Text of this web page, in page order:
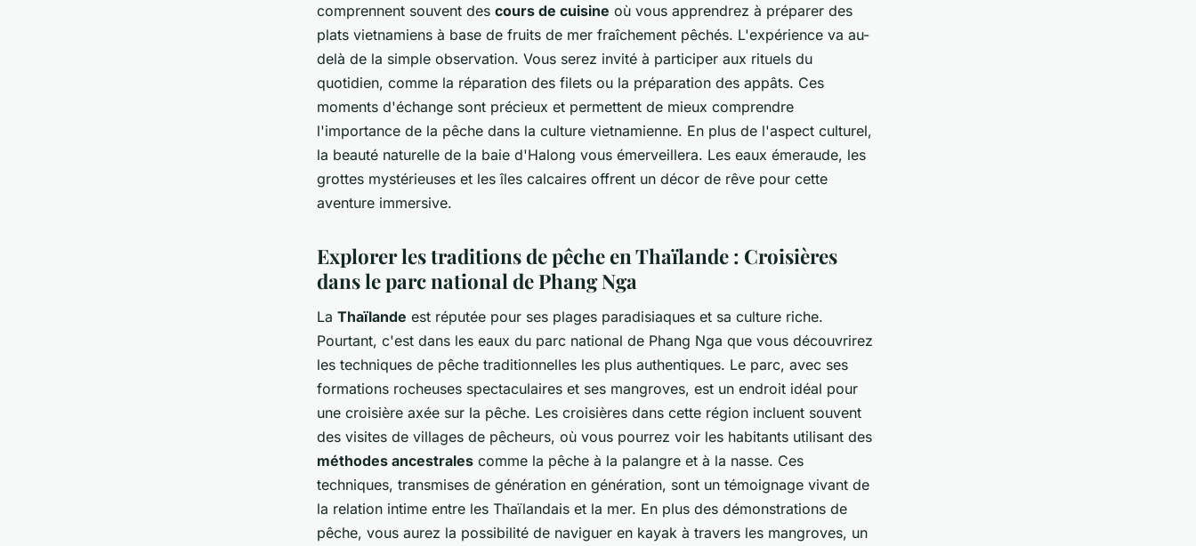
comprennent souvent des cours de cuisine où vous apprendrez à préparer des
plats vietnamiens à base de fruits de mer fraîchement pêchés. L'expérience va au-
delà de la simple observation. Vous serez invité à participer aux rituels du
quotidien, comme la réparation des filets ou la préparation des appâts. Ces
moments d'échange sont précieux et permettent de mieux comprendre
l'importance de la pêche dans la culture vietnamienne. En plus de l'aspect culturel,
la beauté naturelle de la baie d'Halong vous émerveillera. Les eaux émeraude, les
grottes mystérieuses et les îles calcaires offrent un décor de rêve pour cette
aventure immersive.
Explorer les traditions de pêche en Thaïlande : Croisières
dans le parc national de Phang Nga
La Thaïlande est réputée pour ses plages paradisiaques et sa culture riche.
Pourtant, c'est dans les eaux du parc national de Phang Nga que vous découvrirez
les techniques de pêche traditionnelles les plus authentiques. Le parc, avec ses
formations rocheuses spectaculaires et ses mangroves, est un endroit idéal pour
une croisière axée sur la pêche. Les croisières dans cette région incluent souvent
des visites de villages de pêcheurs, où vous pourrez voir les habitants utilisant des
méthodes ancestrales comme la pêche à la palangre et à la nasse. Ces
techniques, transmises de génération en génération, sont un témoignage vivant de
la relation intime entre les Thaïlandais et la mer. En plus des démonstrations de
pêche, vous aurez la possibilité de naviguer en kayak à travers les mangroves, un